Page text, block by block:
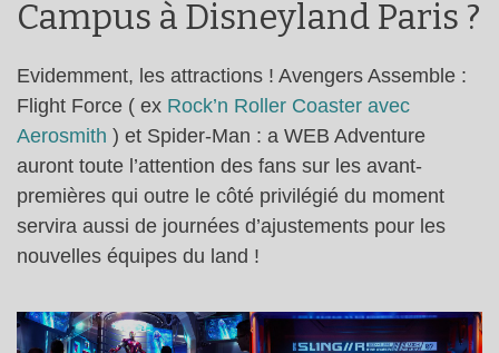
Campus à Disneyland Paris ?
Evidemment, les attractions ! Avengers Assemble :
Flight Force ( ex Rock’n Roller Coaster avec
Aerosmith ) et Spider-Man : a WEB Adventure
auront toute l’attention des fans sur les avant-
premières qui outre le côté privilégié du moment
servira aussi de journées d’ajustements pour les
nouvelles équipes du land !